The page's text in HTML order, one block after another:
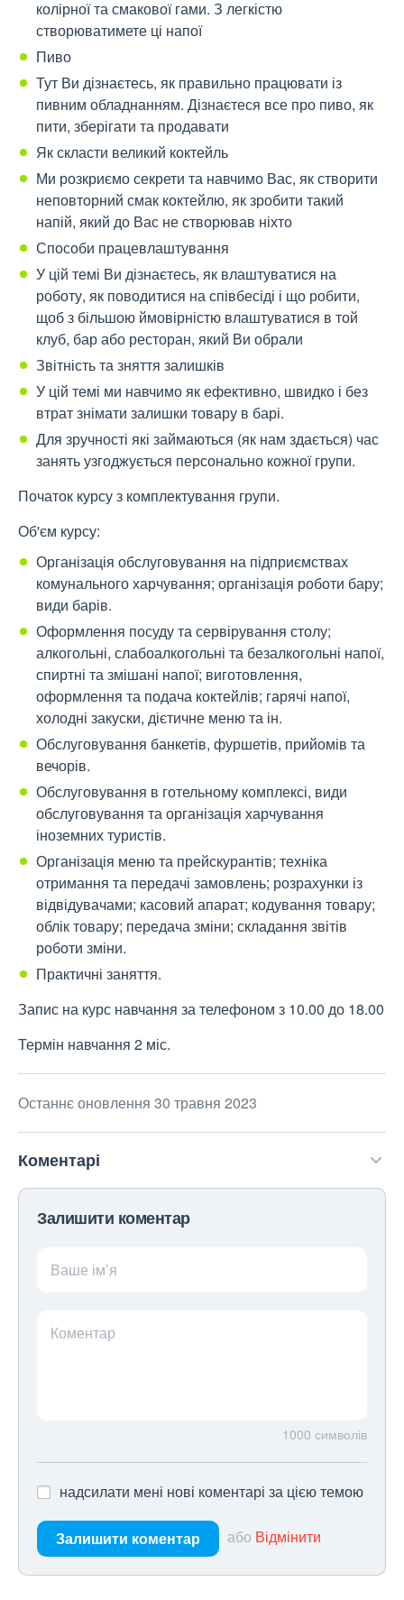
колірної та смакової гами. З легкістю
створюватимете ці напої
Пиво
Тут Ви дізнаєтесь, як правильно працювати із
пивним обладнанням. Дізнаєтеся все про пиво, як
пити, зберігати та продавати
Як скласти великий коктейль
Ми розкриємо секрети та навчимо Вас, як створити
неповторний смак коктейлю, як зробити такий
напій, який до Вас не створював ніхто
Способи працевлаштування
У цій темі Ви дізнаєтесь, як влаштуватися на
роботу, як поводитися на співбесіді і що робити,
щоб з більшою ймовірністю влаштуватися в той
клуб, бар або ресторан, який Ви обрали
Звітність та зняття залишків
У цій темі ми навчимо як ефективно, швидко і без
втрат знімати залишки товару в барі.
Для зручності які займаються (як нам здається) час
занять узгоджується персонально кожної групи.
Початок курсу з комплектування групи.
Об'єм курсу:
Організація обслуговування на підприємствах
комунального харчування; організація роботи бару;
види барів.
Оформлення посуду та сервірування столу;
алкогольні, слабоалкогольні та безалкогольні напої,
спиртні та змішані напої; виготовлення,
оформлення та подача коктейлів; гарячі напої,
холодні закуски, дієтичне меню та ін.
Обслуговування банкетів, фуршетів, прийомів та
вечорів.
Обслуговування в готельному комплексі, види
обслуговування та організація харчування
іноземних туристів.
Організація меню та прейскурантів; техніка
отримання та передачі замовлень; розрахунки із
відвідувачами; касовий апарат; кодування товару;
облік товару; передача зміни; складання звітів
роботи зміни.
Практичні заняття.
Запис на курс навчання за телефоном з 10.00 до 18.00
Термін навчання 2 міс.
Останнє оновлення 30 травня 2023
Коментарі
Залишити коментар
Ваше ім’я
Коментар
1000 символів
надсилати мені нові коментарі за цією темою
Залишити коментар або Відмінити